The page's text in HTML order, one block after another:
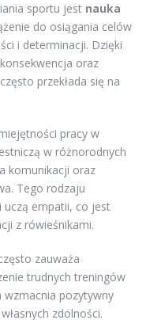
sportu jest nauka
do osiągania celów
i determinacji. Dzięki
oraz
przekłada się na
pracy w
w różnorodnych
komunikacji oraz
Tego rodzaju
uczą empatii, co jest
z rówieśnikami.
zauważa
trudnych treningów
wzmacnia pozytywny
zdolności.